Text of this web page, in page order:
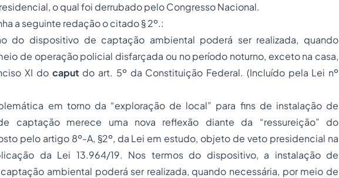
o qual foi derrubado pelo Congresso Nacional.
a seguinte redação o citado § 2º.:
do dispositivo de captação ambiental poderá ser realizada, quando
de operação policial disfarçada ou no período noturno, exceto na casa,
XI do caput do art. 5º da Constituição Federal. (Incluído pela Lei nº
em torno da “exploração de local” para fins de instalação de
captação merece uma nova reflexão diante da “ressureição” do
pelo artigo 8º-A, §2º, da Lei em estudo, objeto de veto presidencial na
da Lei 13.964/19. Nos termos do dispositivo, a instalação de
ambiental poderá ser realizada, quando necessária, por meio de